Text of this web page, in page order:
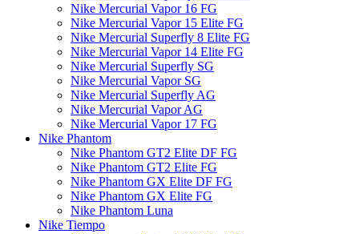
Nike Mercurial Vapor 16 FG
Nike Mercurial Vapor 15 Elite FG
Nike Mercurial Superfly 8 Elite FG
Nike Mercurial Vapor 14 Elite FG
Nike Mercurial Superfly SG
Nike Mercurial Vapor SG
Nike Mercurial Superfly AG
Nike Mercurial Vapor AG
Nike Mercurial Vapor 17 FG
Nike Phantom
Nike Phantom GT2 Elite DF FG
Nike Phantom GT2 Elite FG
Nike Phantom GX Elite DF FG
Nike Phantom GX Elite FG
Nike Phantom Luna
Nike Tiempo